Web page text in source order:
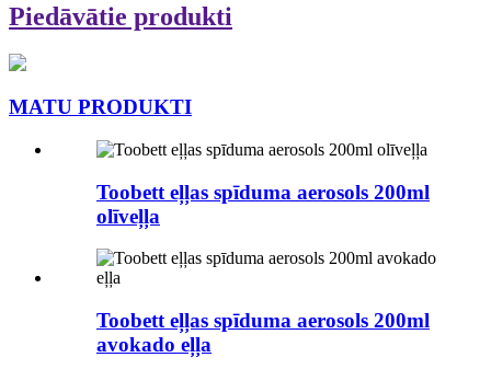
Piedāvātie produkti
MATU PRODUKTI
Toobett eļļas spīduma aerosols 200ml
olīveļļa
Toobett eļļas spīduma aerosols 200ml
avokado eļļa